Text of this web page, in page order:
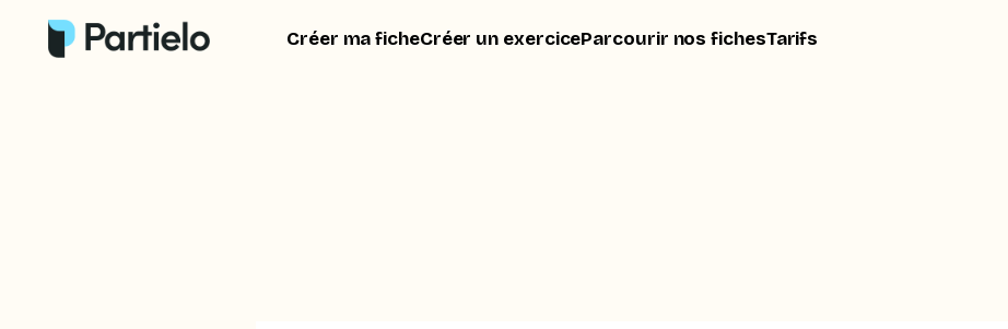
Créer ma ficheCréer un exerciceParcourir nos fichesTarifs